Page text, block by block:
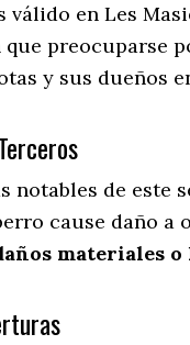
válido en Les
que preocuparse
y sus dueños
notables de este
cause daño
materiales